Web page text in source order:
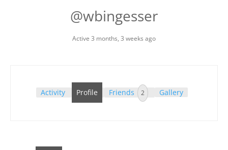
@wbingesser
Active 3 months, 3 weeks ago
Activity Profile Friends 2 Gallery